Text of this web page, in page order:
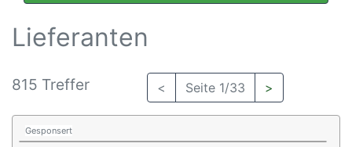
Lieferanten
815 Treffer < Seite 1/33 >
Gesponsert